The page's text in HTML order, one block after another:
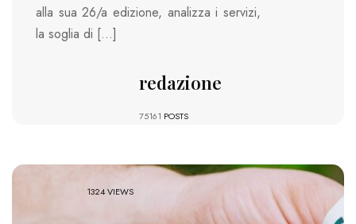
alla sua 26/a edizione, analizza i servizi,
la soglia di […]
redazione
75161 POSTS
1324 VIEWS